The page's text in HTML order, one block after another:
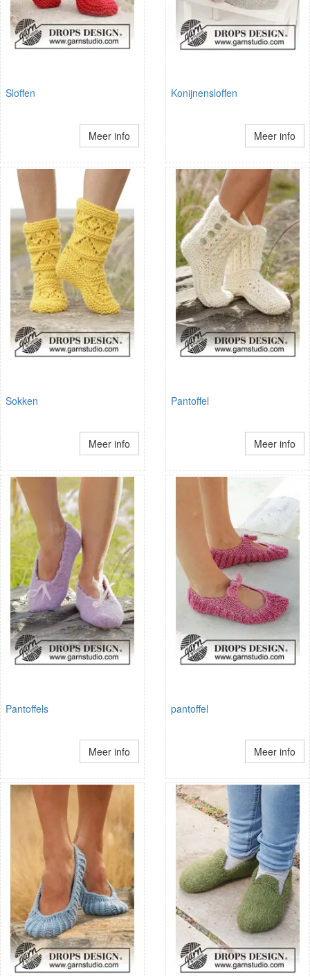
Sloffen
Meer info
Konijnensloffen
Meer info
Sokken
Meer info
Pantoffel
Meer info
Pantoffels
Meer info
pantoffel
Meer info